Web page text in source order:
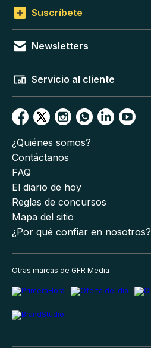
Suscríbete
Newsletters
Servicio al cliente
¿Quiénes somos?
Contáctanos
FAQ
El diario de hoy
Reglas de concursos
Mapa del sitio
¿Por qué confiar en nosotros?
Otras marcas de GFR Media